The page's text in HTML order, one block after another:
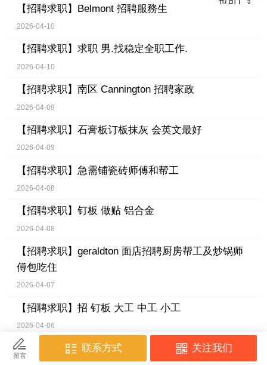
【招聘求职】 Belmont 招聘服務生
2026-04-10
【招聘求职】 求职 男.找稳定全职工作.
2026-04-10
【招聘求职】 南区 Cannington 招聘家政
2026-04-09
【招聘求职】 石膏板订板抹灰 会英文最好
2026-04-09
【招聘求职】 急需铺瓷砖师傅和帮工
2026-04-08
【招聘求职】 钉板 做贴 铝合金
2026-04-08
【招聘求职】 geraldton 面店招聘厨房帮工及炒锅师
傅包吃住
2026-04-07
【招聘求职】 招 钉板 大工 中工 小工
2026-04-06
【招聘求职】 招聘有经验女按摩师